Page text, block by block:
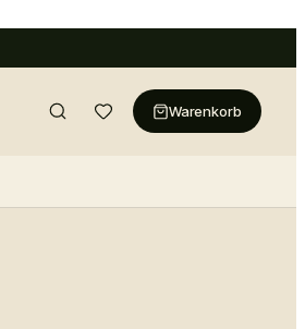
Warenkorb